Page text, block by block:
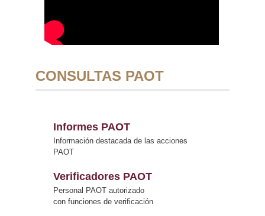
CONSULTAS PAOT
Informes PAOT
Información destacada de las acciones
PAOT
Verificadores PAOT
Personal PAOT autorizado
con funciones de verificación